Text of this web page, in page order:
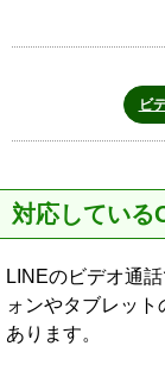
ビ
対応している
LINEのビデオ通
ォンやタブレッ
あります。